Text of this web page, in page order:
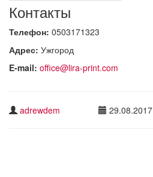
Контакты
Телефон: 0503171323
Адрес: Ужгород
E-mail: office@lira-print.com
adrewdem 29.08.2017